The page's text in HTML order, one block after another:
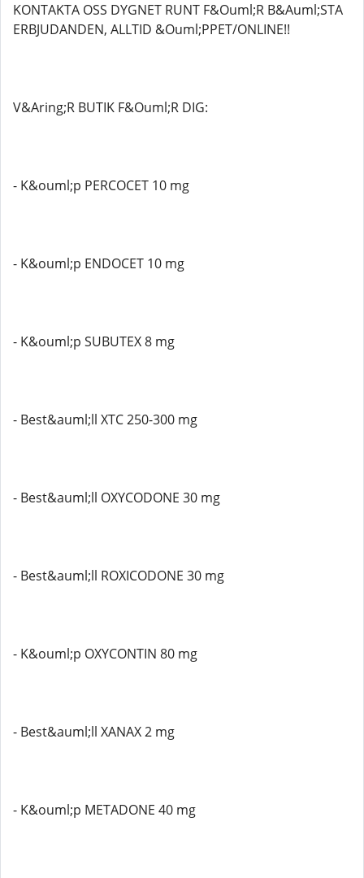
KONTAKTA OSS DYGNET RUNT F&Ouml;R B&Auml;STA
ERBJUDANDEN, ALLTID &Ouml;PPET/ONLINE!!
V&Aring;R BUTIK F&Ouml;R DIG:
- K&ouml;p PERCOCET 10 mg
- K&ouml;p ENDOCET 10 mg
- K&ouml;p SUBUTEX 8 mg
- Best&auml;ll XTC 250-300 mg
- Best&auml;ll OXYCODONE 30 mg
- Best&auml;ll ROXICODONE 30 mg
- K&ouml;p OXYCONTIN 80 mg
- Best&auml;ll XANAX 2 mg
- K&ouml;p METADONE 40 mg